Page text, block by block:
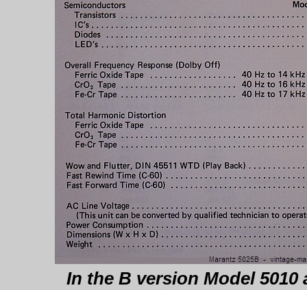
In the B version Model 5010